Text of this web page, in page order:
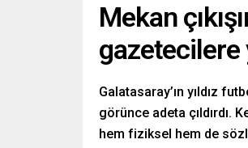
Mekan
gazetecilere
Galatasaray’ın yıldız
görünce adeta çıldırdı.
hem fiziksel hem de